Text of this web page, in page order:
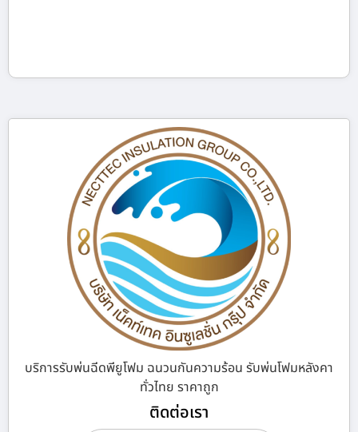
บริการรับพ่นฉีดพียูโฟม ฉนวนกันความร้อน รับพ่นโฟมหลังคา
ทั่วไทย ราคาถูก
ติดต่อเรา